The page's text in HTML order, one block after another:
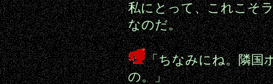
私にとって、これこそ
なのだ。
「ちなみにね。隣国
の。」